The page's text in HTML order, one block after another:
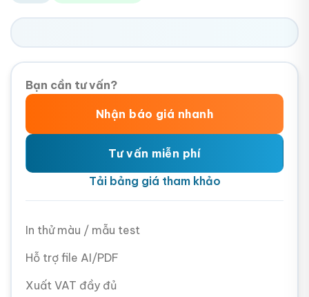
Bạn cần tư vấn?
Nhận báo giá nhanh
Tư vấn miễn phí
Tải bảng giá tham khảo
In thử màu / mẫu test
Hỗ trợ file AI/PDF
Xuất VAT đầy đủ